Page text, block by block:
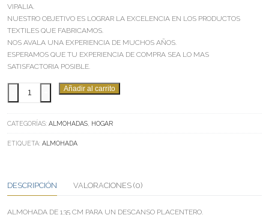
VIPALIA.
NUESTRO OBJETIVO ES LOGRAR LA EXCELENCIA EN LOS PRODUCTOS
TEXTILES QUE FABRICAMOS.
NOS AVALA UNA EXPERIENCIA DE MUCHOS AÑOS.
ESPERAMOS QUE TU EXPERIENCIA DE COMPRA SEA LO MAS
SATISFACTORIA POSIBLE.
ALMOHADA
ALOE
135
Añadir al carrito
CATEGORÍAS: ALMOHADAS HOGAR
ETIQUETA: ALMOHADA
DESCRIPCIÓN VALORACIONES (0)
ALMOHADA DE 135 CM PARA UN DESCANSO PLACENTERO.